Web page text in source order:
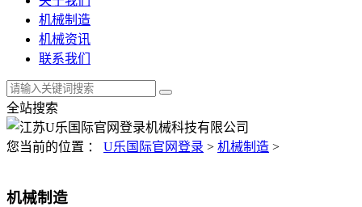
机械制造
机械资讯
联系我们
全站搜索
您当前的位置 ： U乐国际官网登录 > 机械制造 >
机械制造